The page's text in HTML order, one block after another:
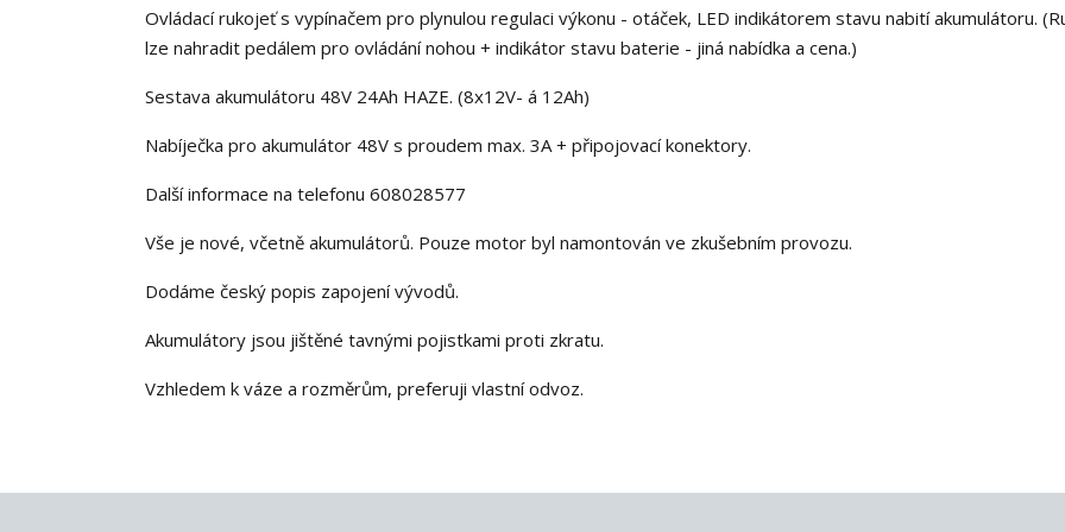
Ovládací rukojeť s vypínačem pro plynulou regulaci výkonu - otáček, LED indikátorem stavu nabití akumulátoru.
lze nahradit pedálem pro ovládání nohou + indikátor stavu baterie - jiná nabídka a cena.)
Sestava akumulátoru 48V 24Ah HAZE. (8x12V- á 12Ah)
Nabíječka pro akumulátor 48V s proudem max. 3A + připojovací konektory.
Další informace na telefonu 608028577
Vše je nové, včetně akumulátorů. Pouze motor byl namontován ve zkušebním provozu.
Dodáme český popis zapojení vývodů.
Akumulátory jsou jištěné tavnými pojistkami proti zkratu.
Vzhledem k váze a rozměrům, preferuji vlastní odvoz.